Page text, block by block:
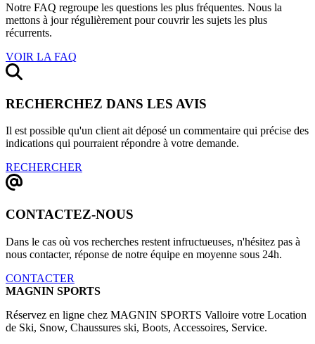
Notre FAQ regroupe les questions les plus fréquentes. Nous la
mettons à jour régulièrement pour couvrir les sujets les plus
récurrents.
VOIR LA FAQ
RECHERCHEZ DANS LES AVIS
Il est possible qu'un client ait déposé un commentaire qui précise des
indications qui pourraient répondre à votre demande.
RECHERCHER
CONTACTEZ-NOUS
Dans le cas où vos recherches restent infructueuses, n'hésitez pas à
nous contacter, réponse de notre équipe en moyenne sous 24h.
CONTACTER
MAGNIN SPORTS
Réservez en ligne chez MAGNIN SPORTS Valloire votre Location
de Ski, Snow, Chaussures ski, Boots, Accessoires, Service.